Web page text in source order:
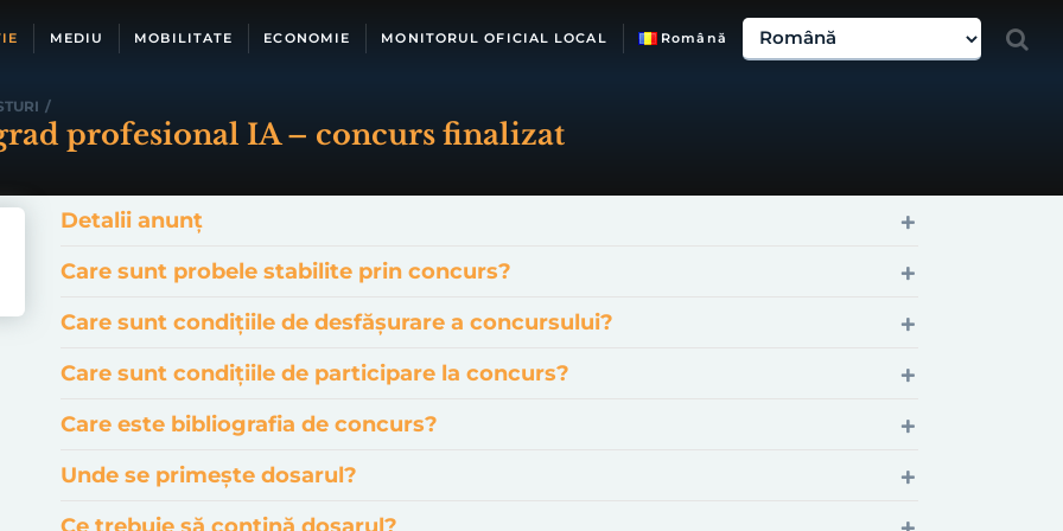
MEDIU MOBILITATE ECONOMIE MONITORUL OFICIAL LOCAL Română
/
profesional IA – concurs finalizat
Detalii anunț
Care sunt probele stabilite prin concurs?
Care sunt condițiile de desfășurare a concursului?
Care sunt condițiile de participare la concurs?
Care este bibliografia de concurs?
Unde se primește dosarul?